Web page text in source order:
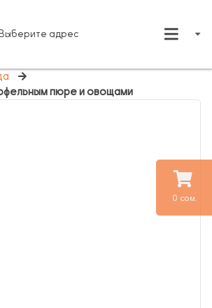
0 сом.
Выберите адрес
пюре и овощами